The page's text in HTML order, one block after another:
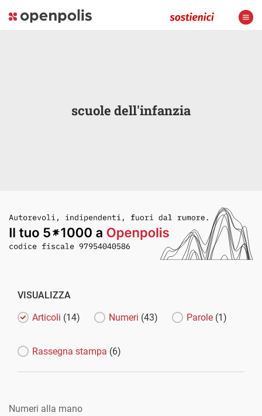
scuole dell'infanzia
VISUALIZZA
Articoli (14) Numeri (43) Parole (1)
Rassegna stampa (6)
Numeri alla mano